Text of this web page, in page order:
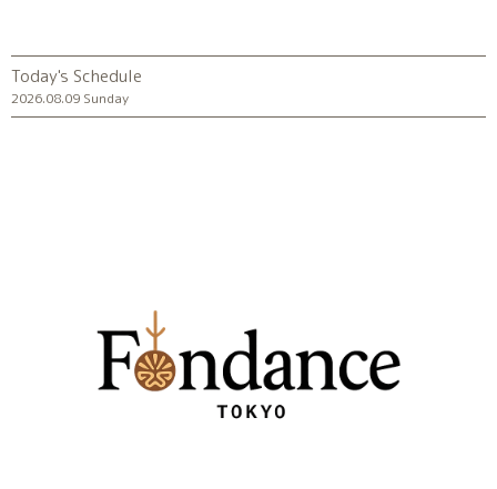
Today's Schedule
2026.08.09 Sunday